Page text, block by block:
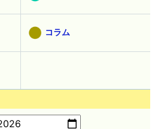
コラム